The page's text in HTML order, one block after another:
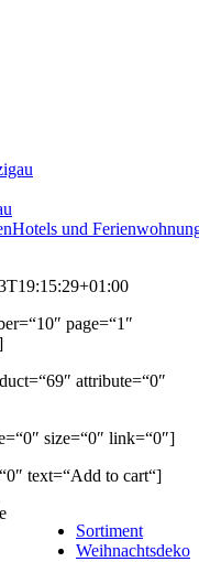
Hotels und
page=“1″
attribute=“0″
size=“0″ link=“0″]
text=“Add to cart“]
Sortiment
Weihnachtsdeko